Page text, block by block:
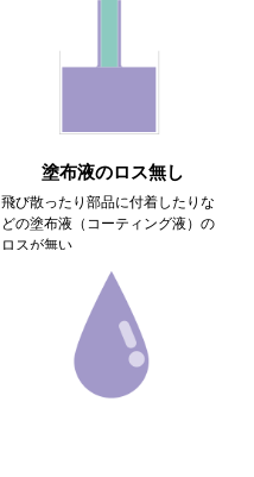
塗布液のロス無し
飛び散ったり部品に付着したりな
どの塗布液（コーティング液）の
ロスが無い